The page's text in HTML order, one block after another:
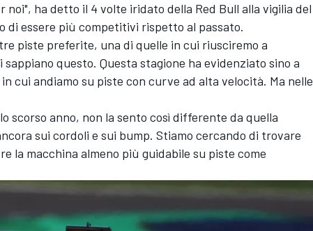
noi", ha detto il 4 volte iridato della Red Bull alla vigilia del
di essere più competitivi rispetto al passato.
piste preferite, una di quelle in cui riusciremo a
questo. Questa stagione ha evidenziato sino a
cui andiamo su piste con curve ad alta velocità. Ma nelle
scorso anno, non la sento così differente da quella
sui cordoli e sui bump. Stiamo cercando di trovare
la macchina almeno più guidabile su piste come